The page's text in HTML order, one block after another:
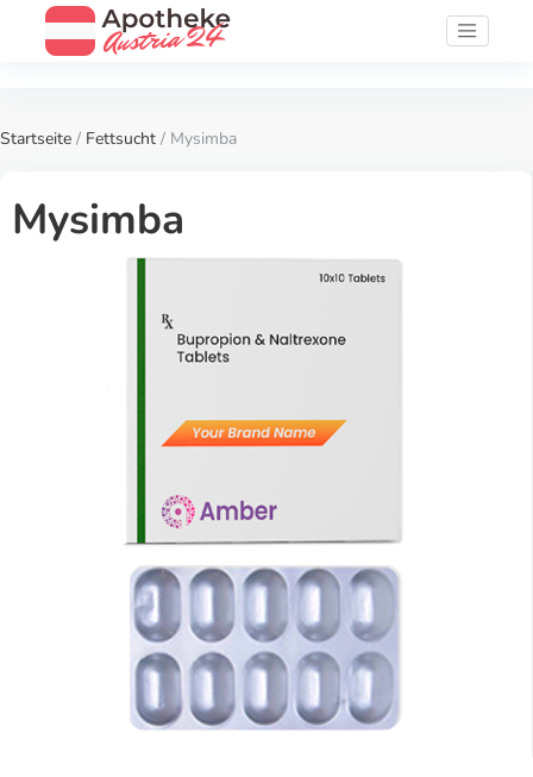
Startseite / Fettsucht / Mysimba
Mysimba